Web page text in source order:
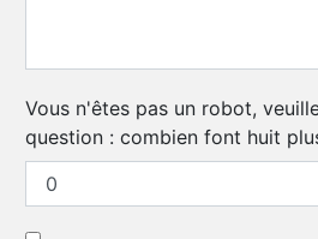
Vous n'êtes pas un robot,
question : combien font huit